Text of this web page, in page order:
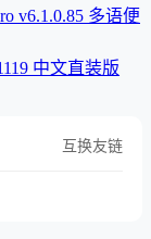
v6.1.0.85 多语便
中文直装版
互换友链